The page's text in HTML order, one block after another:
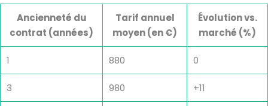
Ancienneté du
contrat (années)
Tarif annuel
moyen (en €)
Évolution vs.
marché (%)
1 880 0
3 980 +11